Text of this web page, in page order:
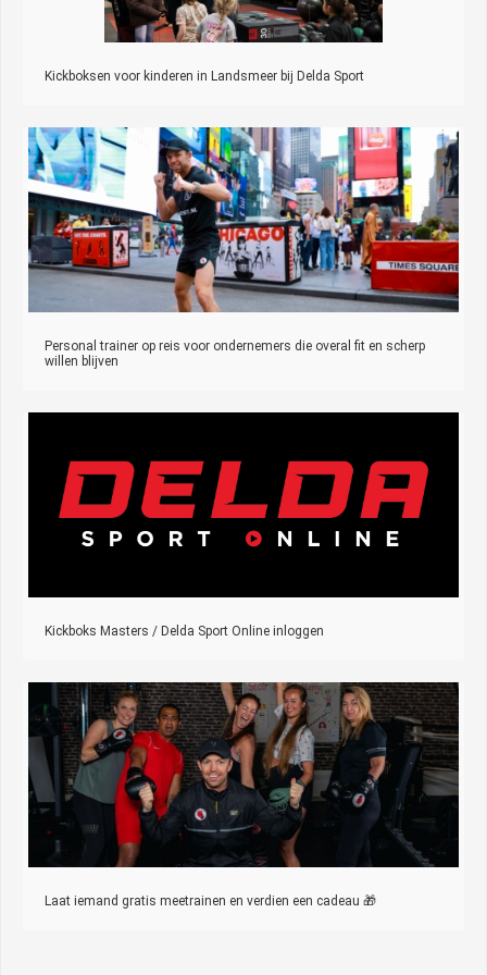
Kickboksen voor kinderen in Landsmeer bij Delda Sport
Personal trainer op reis voor ondernemers die overal fit en scherp
willen blijven
Kickboks Masters / Delda Sport Online inloggen
Laat iemand gratis meetrainen en verdien een cadeau 🎁